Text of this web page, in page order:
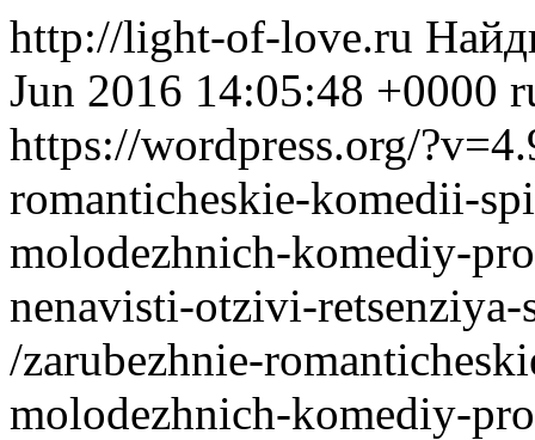
http://light-of-love.ru
Jun 2016 14:05:48 +0000
https://wordpress.org/
romanticheskie-komedii-
molodezhnich-komediy-
nenavisti-otzivi-
/zarubezhnie-
molodezhnich-komediy-